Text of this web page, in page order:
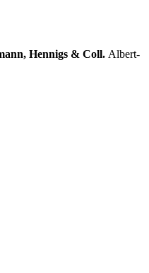
Hennigs & Coll. Albert-